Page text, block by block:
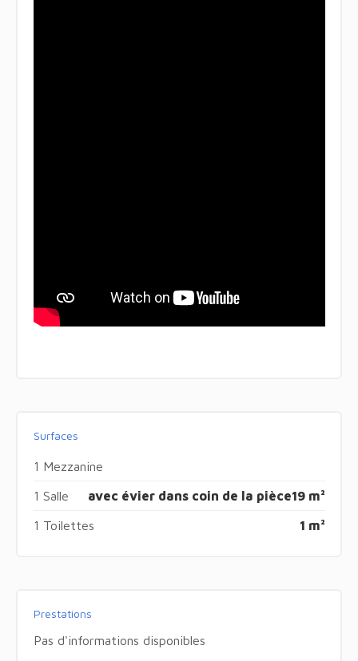
Surfaces
1 Mezzanine
1 Salle 19 m²
avec évier dans coin de la pièce
1 Toilettes 1 m²
Prestations
Pas d'informations disponibles